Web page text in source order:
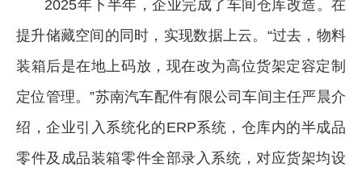
2025年下半年，企业完成了车间仓库改造。在
提升储藏空间的同时，实现数据上云。“过去，物料
装箱后是在地上码放，现在改为高位货架定容定制
定位管理。”苏南汽车配件有限公司车间主任严晨介
绍，企业引入系统化的ERP系统，仓库内的半成品
零件及成品装箱零件全部录入系统，对应货架均设